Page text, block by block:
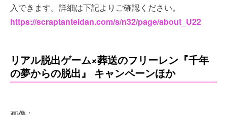
入できます。詳細は下記よりご確認ください。
https://scraptanteidan.com/s/n32/page/about_U22
リアル脱出ゲーム×葬送のフリーレン『千年
の夢からの脱出』 キャンペーンほか